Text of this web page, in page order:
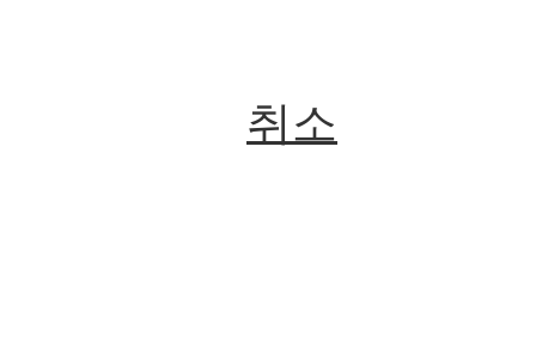
만을 처리할 수 있
며, 개인정보보호를 위
취소